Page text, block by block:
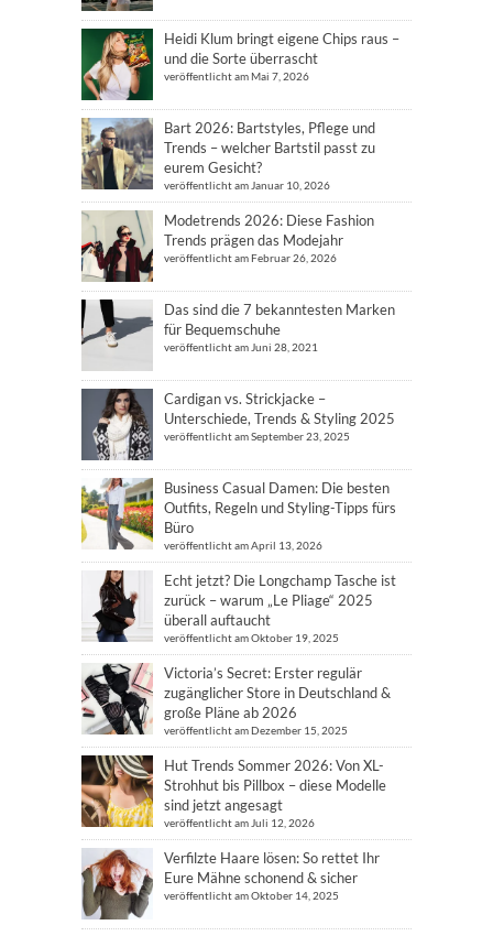
Heidi Klum bringt eigene Chips raus –
und die Sorte überrascht
veröffentlicht am Mai 7, 2026
Bart 2026: Bartstyles, Pflege und
Trends – welcher Bartstil passt zu
eurem Gesicht?
veröffentlicht am Januar 10, 2026
Modetrends 2026: Diese Fashion
Trends prägen das Modejahr
veröffentlicht am Februar 26, 2026
Das sind die 7 bekanntesten Marken
für Bequemschuhe
veröffentlicht am Juni 28, 2021
Cardigan vs. Strickjacke –
Unterschiede, Trends & Styling 2025
veröffentlicht am September 23, 2025
Business Casual Damen: Die besten
Outfits, Regeln und Styling-Tipps fürs
Büro
veröffentlicht am April 13, 2026
Echt jetzt? Die Longchamp Tasche ist
zurück – warum „Le Pliage“ 2025
überall auftaucht
veröffentlicht am Oktober 19, 2025
Victoria’s Secret: Erster regulär
zugänglicher Store in Deutschland &
große Pläne ab 2026
veröffentlicht am Dezember 15, 2025
Hut Trends Sommer 2026: Von XL-
Strohhut bis Pillbox – diese Modelle
sind jetzt angesagt
veröffentlicht am Juli 12, 2026
Verfilzte Haare lösen: So rettet Ihr
Eure Mähne schonend & sicher
veröffentlicht am Oktober 14, 2025